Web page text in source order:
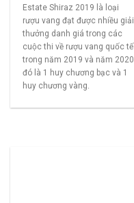
Estate Shiraz 2019 là loại
rượu vang đạt được nhiều giải
thưởng danh giá trong các
cuộc thi về rượu vang quốc tế
trong năm 2019 và năm 2020
đó là 1 huy chương bạc và 1
huy chương vàng.